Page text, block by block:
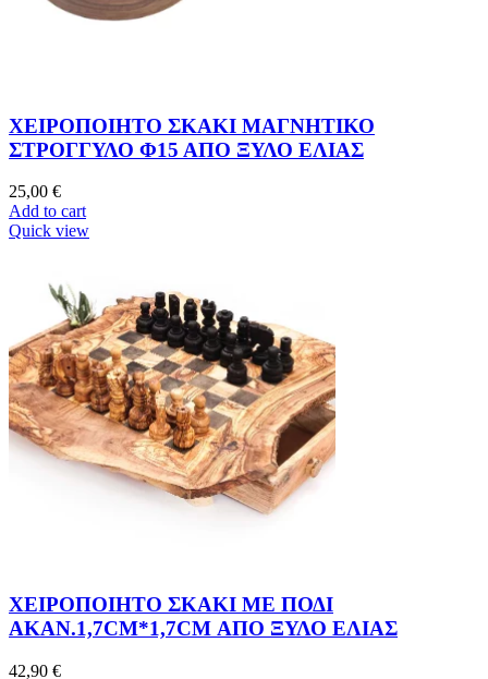
ΧΕΙΡΟΠΟΙΗΤΟ ΣΚΑΚΙ ΜΑΓΝΗΤΙΚΟ
ΣΤΡΟΓΓΥΛΟ Φ15 ΑΠΟ ΞΥΛΟ ΕΛΙΑΣ
25,00 €
Add to cart
Quick view
ΧΕΙΡΟΠΟΙΗΤΟ ΣΚΑΚΙ ΜΕ ΠΟΔΙ
ΑΚΑΝ.1,7CM*1,7CM ΑΠΟ ΞΥΛΟ ΕΛΙΑΣ
42,90 €